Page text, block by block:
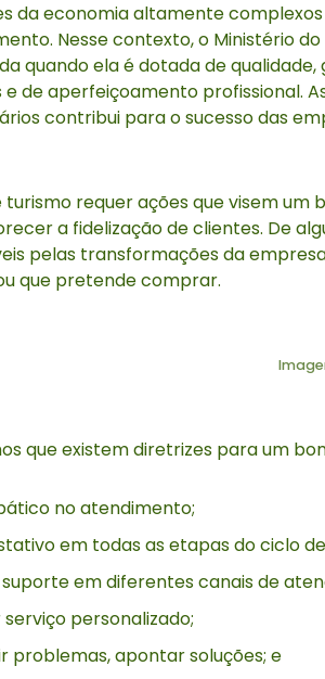
da economia altamente
Nesse contexto, o Ministério
quando ela é dotada de
e de aperfeiçoamento profissional.
contribui para o sucesso das
turismo requer ações que visem
a fidelização de clientes. De
pelas transformações da
que pretende comprar.
que existem diretrizes para um
no atendimento;
em todas as etapas do ciclo
em diferentes canais de
serviço personalizado;
problemas, apontar soluções; e